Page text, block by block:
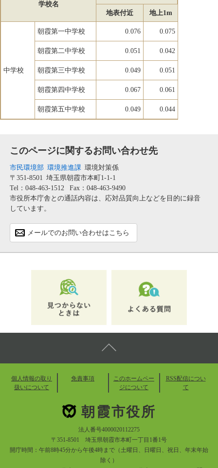
学校名
地表付近 地上1m
中学校
朝霞第一中学校 0.076 0.075
朝霞第二中学校 0.051 0.042
朝霞第三中学校 0.049 0.051
朝霞第四中学校 0.067 0.061
朝霞第五中学校 0.049 0.044
このページに関するお問い合わせ先
市民環境部 環境推進課 環境対策係
〒351-8501 埼玉県朝霞市本町1-1-1
Tel：048-463-1512
Fax：048-463-9490
市役所本庁舎との通話内容は、応対品質向上などを目的に録音
しています。
メールでのお問い合わせはこちら
個人情報の取り
扱いについて
免責事項
このホームペー
ジについて
RSS配信につい
て
朝霞市役所
法人番号4000020112275
〒351-8501 埼玉県朝霞市本町一丁目1番1号
開庁時間：午前8時45分から午後4時まで（土曜日、日曜日、祝日、年末年始
除く）